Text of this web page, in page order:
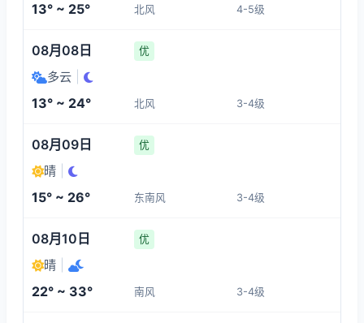
20:00
18°
3-4
14:00 16:00
24°
3-4 3-4
00:00
15°
01:00
1-3
13° ~ 25° 北风 4-5级
08月08日 优
多云
13° ~ 24° 北风 3-4级
08月09日 优
晴
15° ~ 26° 东南风 3-4级
08月10日 优
晴
22° ~ 33° 南风 3-4级